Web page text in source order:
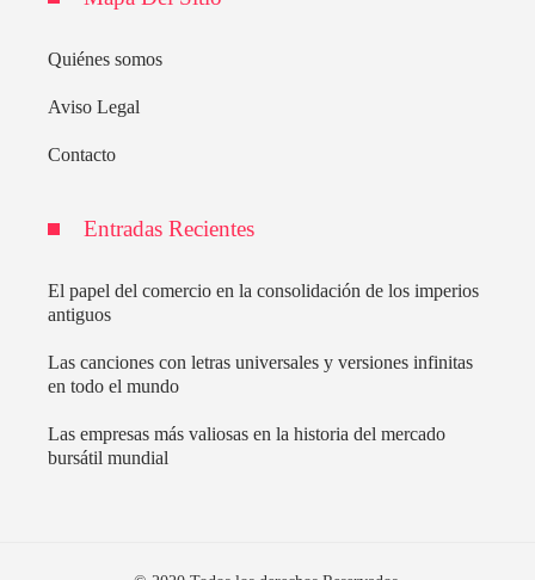
Quiénes somos
Aviso Legal
Contacto
Entradas Recientes
El papel del comercio en la consolidación de los imperios
antiguos
Las canciones con letras universales y versiones infinitas
en todo el mundo
Las empresas más valiosas en la historia del mercado
bursátil mundial